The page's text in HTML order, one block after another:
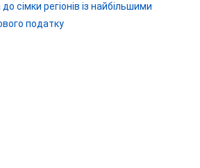
сімки регіонів із найбільшими
податку